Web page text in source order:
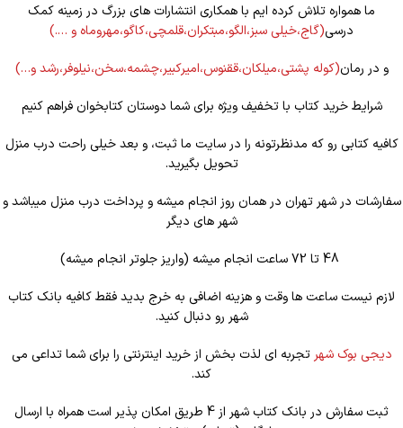
ما همواره تلاش کرده ایم با همکاری انتشارات های بزرگ در زمینه کمک
درسی(گاج،خیلی سبز،الگو،مبتکران،قلمچی،کاگو،مهروماه و ….)
و در رمان(کوله پشتی،میلکان،ققنوس،امیرکبیر،چشمه،سخن،نیلوفر،رشد و…)
شرایط خرید کتاب با تخفیف ویژه برای شما دوستان کتابخوان فراهم کنیم
کافیه کتابی رو که مدنظرتونه را در سایت ما ثبت، و بعد خیلی راحت درب منزل
تحویل بگیرید.
سفارشات در شهر تهران در همان روز انجام میشه و پرداخت درب منزل میباشد و
شهر های دیگر
لازم نیست ساعت ها وقت و هزینه اضافی به خرج بدید فقط کافیه بانک کتاب
شهر رو دنبال کنید.
دیجی بوک شهر تجربه ای لذت بخش از خرید اینترنتی را برای شما تداعی می
کند.
ثبت سفارش در بانک کتاب شهر از 4 طریق امکان پذیر است همراه با ارسال